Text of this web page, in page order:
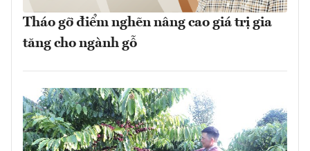
Tháo gỡ điểm nghẽn nâng cao giá trị gia
tăng cho ngành gỗ